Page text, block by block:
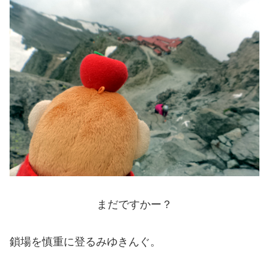
まだですかー？
鎖場を慎重に登るみゆきんぐ。